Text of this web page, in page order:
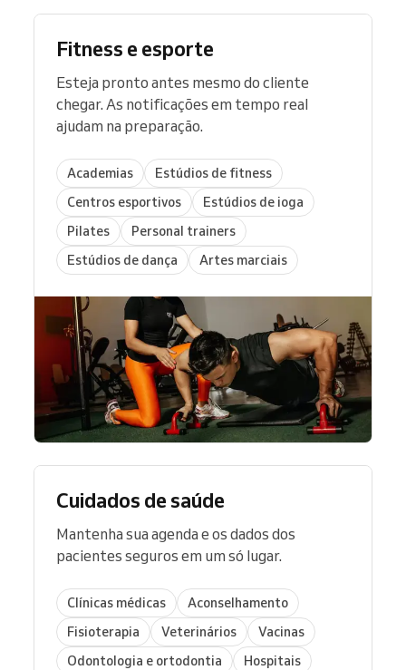
Fitness e esporte
Esteja pronto antes mesmo do cliente
chegar. As notificações em tempo real
ajudam na preparação.
Academias
Estúdios de fitness
Centros esportivos
Estúdios de ioga
Pilates
Personal trainers
Estúdios de dança
Artes marciais
Cuidados de saúde
Mantenha sua agenda e os dados dos
pacientes seguros em um só lugar.
Clínicas médicas
Aconselhamento
Fisioterapia
Veterinários
Vacinas
Odontologia e ortodontia
Hospitais